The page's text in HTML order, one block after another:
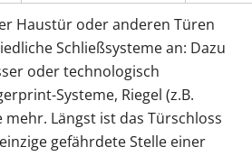
Haustür oder anderen Türen
Schließsysteme an: Dazu
oder technologisch
Systeme, Riegel (z.B.
Längst ist das Türschloss
gefährdete Stelle einer